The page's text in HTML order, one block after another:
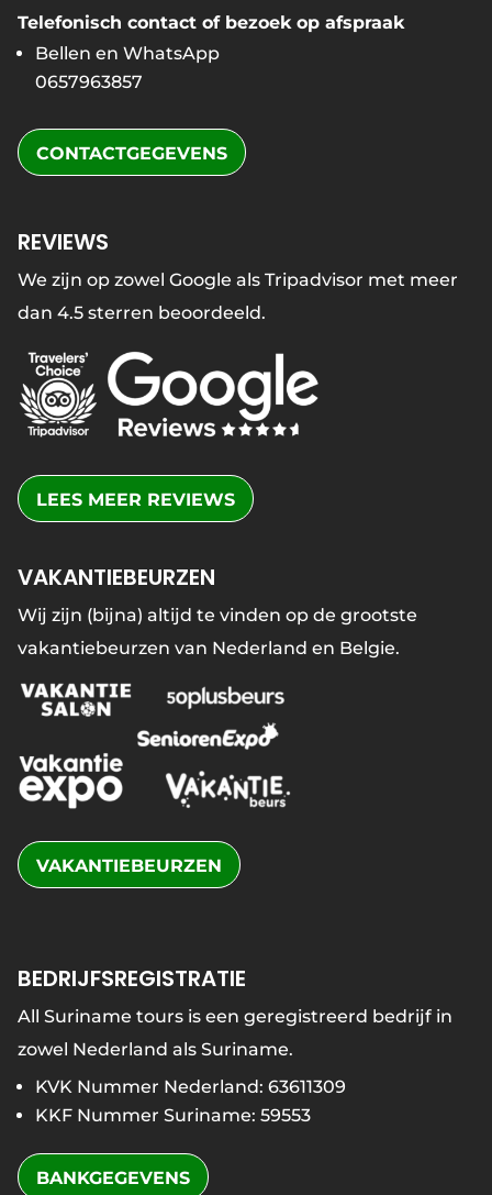
Telefonisch contact of bezoek op afspraak
Bellen en WhatsApp
0657963857
CONTACTGEGEVENS
REVIEWS
We zijn op zowel Google als Tripadvisor met meer
dan 4.5 sterren beoordeeld.
LEES MEER REVIEWS
VAKANTIEBEURZEN
Wij zijn (bijna) altijd te vinden op de grootste
vakantiebeurzen van Nederland en Belgie.
VAKANTIEBEURZEN
BEDRIJFSREGISTRATIE
All Suriname tours is een geregistreerd bedrijf in
zowel Nederland als Suriname.
KVK Nummer Nederland: 63611309
KKF Nummer Suriname: 59553
BANKGEGEVENS